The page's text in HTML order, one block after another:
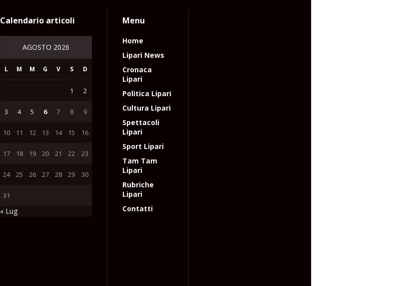
Calendario articoli
AGOSTO 2026
L M M G V S D
1 2
3 4 5 6 7 8 9
10 11 12 13 14 15 16
17 18 19 20 21 22 23
24 25 26 27 28 29 30
31
« Lug
Menu
Home
Lipari News
Cronaca
Lipari
Politica Lipari
Cultura Lipari
Spettacoli
Lipari
Sport Lipari
Tam Tam
Lipari
Rubriche
Lipari
Contatti